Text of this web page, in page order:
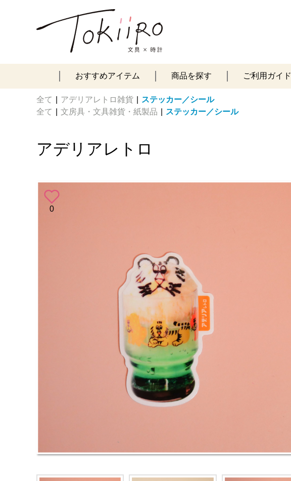
おすすめアイテム 商品を探す ご利用ガイド
全て アデリアレトロ雑貨
ステッカー／シール
全て
文房具・文具雑貨・紙製品 ステッカー／シール
アデリアレトロ
0